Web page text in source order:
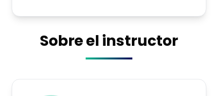
Sobre el instructor